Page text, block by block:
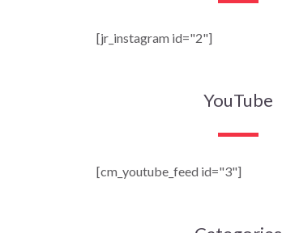
[jr_instagram id="2"]
YouTube
[cm_youtube_feed id="3"]